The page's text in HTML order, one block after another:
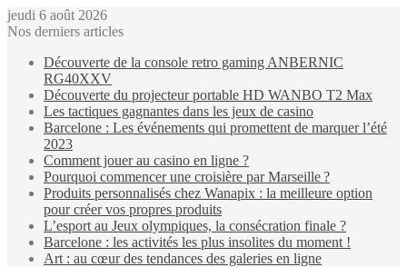
jeudi 6 août 2026
Nos derniers articles
Découverte de la console retro gaming ANBERNIC
RG40XXV
Découverte du projecteur portable HD WANBO T2 Max
Les tactiques gagnantes dans les jeux de casino
Barcelone : Les événements qui promettent de marquer l’été
2023
Comment jouer au casino en ligne ?
Pourquoi commencer une croisière par Marseille ?
Produits personnalisés chez Wanapix : la meilleure option
pour créer vos propres produits
L’esport au Jeux olympiques, la consécration finale ?
Barcelone : les activités les plus insolites du moment !
Art : au cœur des tendances des galeries en ligne